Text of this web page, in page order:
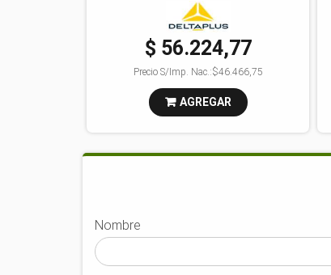
$ 56.224,77
Precio S/Imp. Nac.:$46.466,75
AGREGAR
Nombre